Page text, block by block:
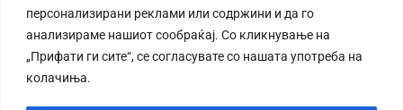
персонализирани реклами или содржини и да го
анализираме нашиот сообраќај. Со кликнување на
„Прифати ги сите“, се согласувате со нашата употреба на
колачиња.